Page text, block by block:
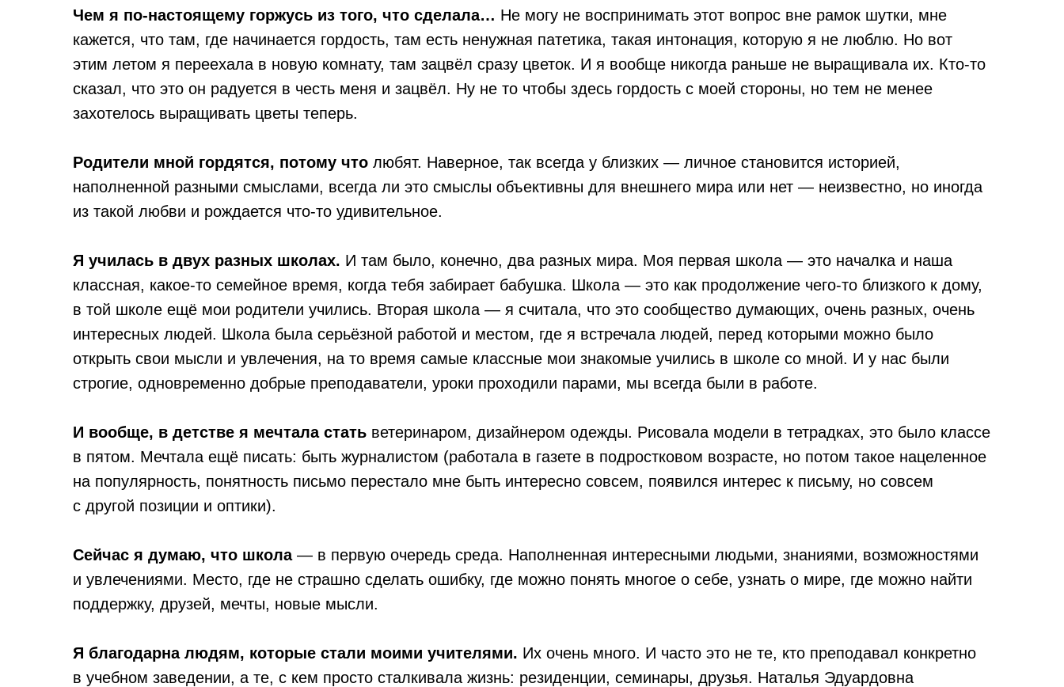
Чем я по-настоящему горжусь из того, что сделала… Не могу не воспринимать этот вопрос вне рамок шутки, мне
кажется, что там, где начинается гордость, там есть ненужная патетика, такая интонация, которую я не люблю. Но вот
этим летом я переехала в новую комнату, там зацвёл сразу цветок. И я вообще никогда раньше не выращивала их. Кто-то
сказал, что это он радуется в честь меня и зацвёл. Ну не то чтобы здесь гордость с моей стороны, но тем не менее
захотелось выращивать цветы теперь.
Родители мной гордятся, потому что любят. Наверное, так всегда у близких — личное становится историей,
наполненной разными смыслами, всегда ли это смыслы объективны для внешнего мира или нет — неизвестно, но иногда
из такой любви и рождается что-то удивительное.
Я училась в двух разных школах. И там было, конечно, два разных мира. Моя первая школа — это началка и наша
классная, какое-то семейное время, когда тебя забирает бабушка. Школа — это как продолжение чего-то близкого к дому,
в той школе ещё мои родители учились. Вторая школа — я считала, что это сообщество думающих, очень разных, очень
интересных людей. Школа была серьёзной работой и местом, где я встречала людей, перед которыми можно было
открыть свои мысли и увлечения, на то время самые классные мои знакомые учились в школе со мной. И у нас были
строгие, одновременно добрые преподаватели, уроки проходили парами, мы всегда были в работе.
И вообще, в детстве я мечтала стать ветеринаром, дизайнером одежды. Рисовала модели в тетрадках, это было классе
в пятом. Мечтала ещё писать: быть журналистом (работала в газете в подростковом возрасте, но потом такое нацеленное
на популярность, понятность письмо перестало мне быть интересно совсем, появился интерес к письму, но совсем
с другой позиции и оптики).
Сейчас я думаю, что школа— в первую очередь среда. Наполненная интересными людьми, знаниями, возможностями
и увлечениями. Место, где не страшно сделать ошибку, где можно понять многое о себе, узнать о мире, где можно найти
поддержку, друзей, мечты, новые мысли.
Я благодарна людям, которые стали моими учителями. Их очень много. И часто это не те, кто преподавал конкретно
в учебном заведении, а те, с кем просто сталкивала жизнь: резиденции, семинары, друзья. Наталья Эдуардовна